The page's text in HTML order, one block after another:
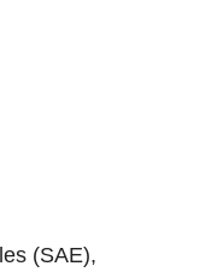
(SAE),